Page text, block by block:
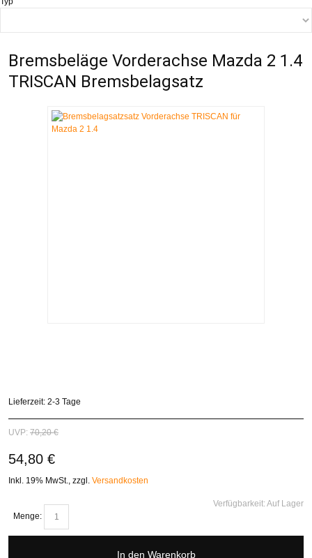
Bremsbeläge Vorderachse Mazda 2 1.4
TRISCAN Bremsbelagsatz
Lieferzeit: 2-3 Tage
UVP: 70,20 €
54,80 €
Inkl. 19% MwSt., zzgl. Versandkosten
Verfügbarkeit: Auf Lager
Menge:
In den Warenkorb